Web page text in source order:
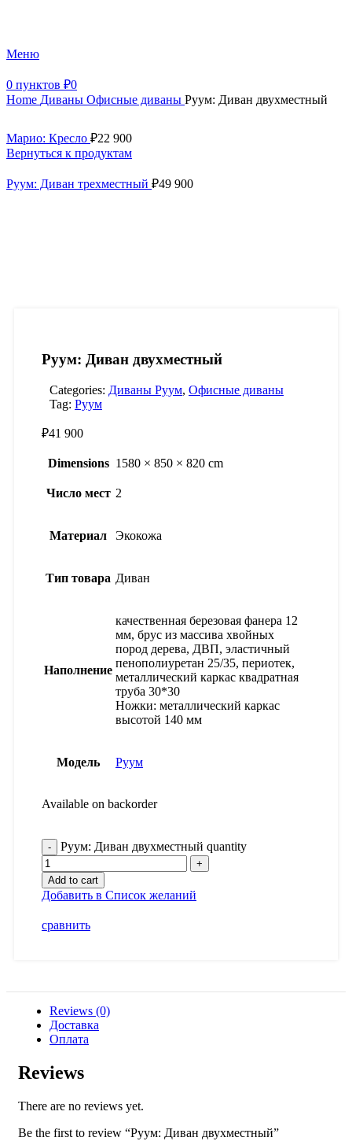
Меню
0 пунктов ₽0
Home Диваны Офисные диваны Руум: Диван двухместный
Марио: Кресло ₽22 900
Вернуться к продуктам
Руум: Диван трехместный ₽49 900
Руум: Диван двухместный
Categories: Диваны Руум, Офисные диваны
Tag: Руум
₽41 900
Dimensions 1580 × 850 × 820 cm
Число мест 2
Материал Экокожа
Тип товара Диван
Наполнение
качественная березовая фанера 12
мм, брус из массива хвойных
пород дерева, ДВП, эластичный
пенополиуретан 25/35, периотек,
металлический каркас квадратная
труба 30*30
Ножки: металлический каркас
высотой 140 мм
Модель Руум
Available on backorder
Руум: Диван двухместный quantity
Add to cart
Добавить в Список желаний
сравнить
Reviews (0)
Доставка
Оплата
Reviews
There are no reviews yet.
Be the first to review “Руум: Диван двухместный”